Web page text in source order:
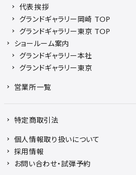
代表挨拶
グランドギャラリー岡崎 TOP
グランドギャラリー東京 TOP
ショールーム案内
グランドギャラリー本社
グランドギャラリー東京
営業所一覧
特定商取引法
個人情報取り扱いについて
採用情報
お問い合わせ・試弾予約